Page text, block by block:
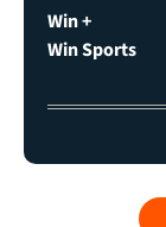
Win +
Win Sports